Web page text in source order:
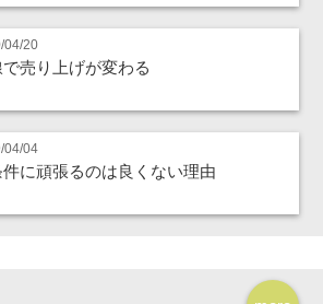
04/20
売り上げが変わる
04/04
に頑張るのは良くない理由